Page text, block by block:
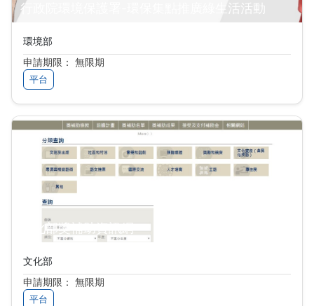
行政院環境保護署-環保集點推廣綠生活活動
環境部
申請期限： 無限期
平台
文化部獎補助資訊網
文化部
申請期限： 無限期
平台